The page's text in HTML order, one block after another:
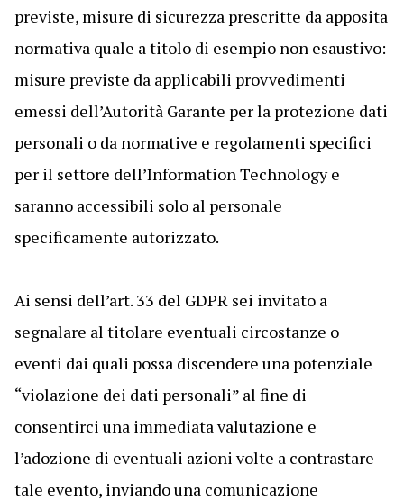
previste, misure di sicurezza prescritte da apposita
normativa quale a titolo di esempio non esaustivo:
misure previste da applicabili provvedimenti
emessi dell’Autorità Garante per la protezione dati
personali o da normative e regolamenti specifici
per il settore dell’Information Technology e
saranno accessibili solo al personale
specificamente autorizzato.
Ai sensi dell’art. 33 del GDPR sei invitato a
segnalare al titolare eventuali circostanze o
eventi dai quali possa discendere una potenziale
“violazione dei dati personali” al fine di
consentirci una immediata valutazione e
l’adozione di eventuali azioni volte a contrastare
tale evento, inviando una comunicazione